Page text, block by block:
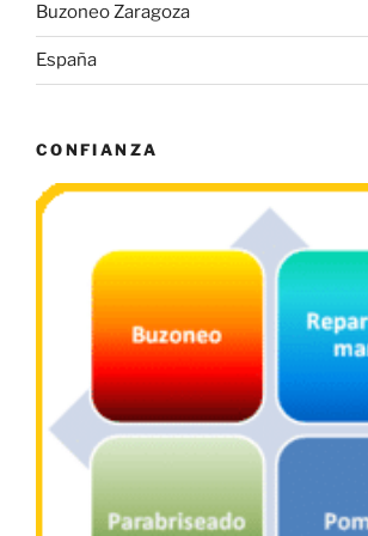
Buzoneo Zaragoza
España
CONFIANZA